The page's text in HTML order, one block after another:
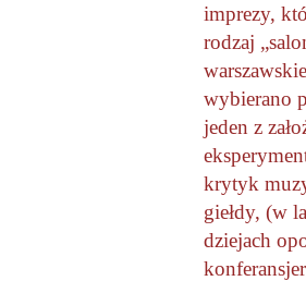
imprezy,
rodzaj
wybierano
jeden z
krytyk
giełdy, (w
dziejach